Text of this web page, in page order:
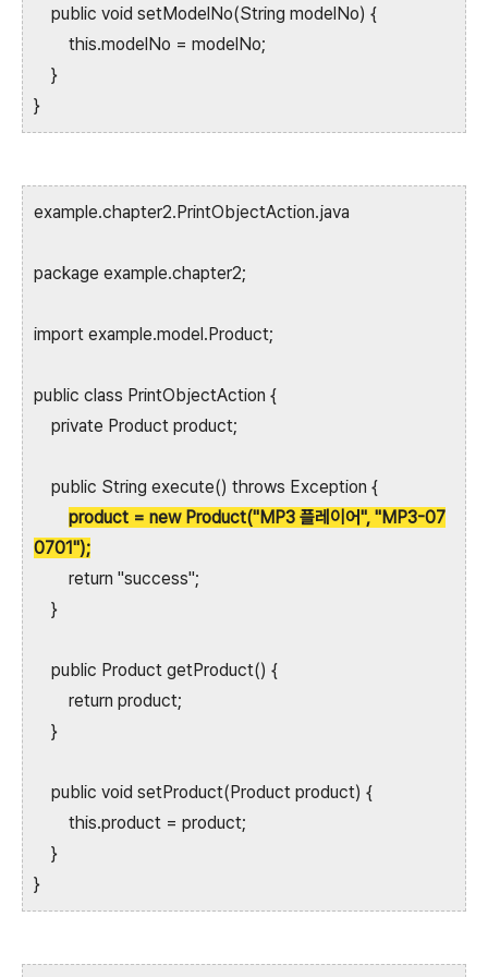
public void setModelNo(String modelNo) {
this.modelNo = modelNo;
}
}
example.chapter2.PrintObjectAction.java
package example.chapter2;
import example.model.Product;
public class PrintObjectAction {
private Product product;
public String execute() throws Exception {
product = new Product("MP3 플레이어", "MP3-07
0701");
return "success";
}
public Product getProduct() {
return product;
}
public void setProduct(Product product) {
this.product = product;
}
}